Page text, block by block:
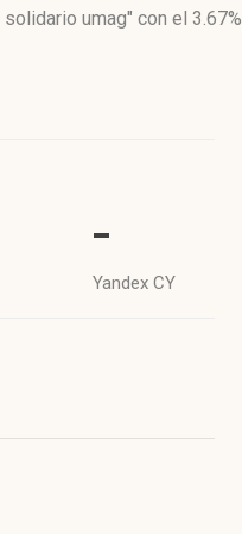
umag" con el 3.67%
-
Yandex CY